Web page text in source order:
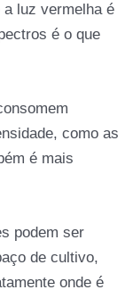
luz vermelha é
é o que
como as
é mais
podem ser
de cultivo,
onde é